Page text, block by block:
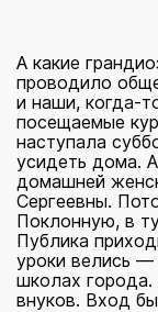
А какие
проводило
и наши, когда-
посещаемые
наступала
усидеть дома.
домашней
Сергеевны.
Поклонную, в
Публика
уроки велись
школах
внуков. Вход